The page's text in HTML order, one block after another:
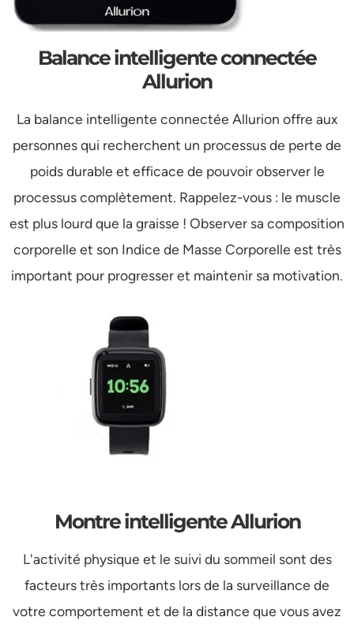
Balance intelligente connectée
Allurion
La balance intelligente connectée Allurion offre aux
personnes qui recherchent un processus de perte de
poids durable et efficace de pouvoir observer le
processus complètement. Rappelez-vous : le muscle
est plus lourd que la graisse ! Observer sa composition
corporelle et son Indice de Masse Corporelle est très
important pour progresser et maintenir sa motivation.
Montre intelligente Allurion
L'activité physique et le suivi du sommeil sont des
facteurs très importants lors de la surveillance de
votre comportement et de la distance que vous avez